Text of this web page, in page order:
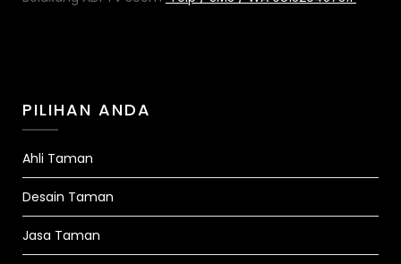
PILIHAN ANDA
Ahli Taman
Desain Taman
Jasa Taman